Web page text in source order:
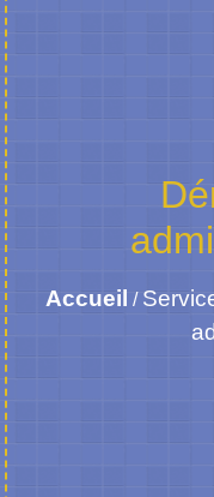
Accueil /